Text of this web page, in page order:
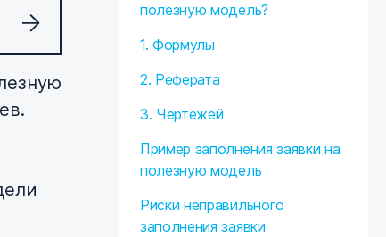
полезную модель?
1. Формулы
2. Реферата
3. Чертежей
Пример заполнения заявки на
полезную модель
Риски неправильного
заполнения заявки